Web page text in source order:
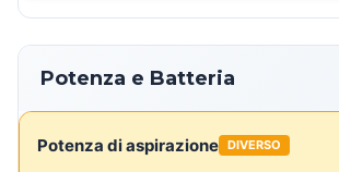
Potenza e Batteria
Potenza di aspirazione DIVERSO